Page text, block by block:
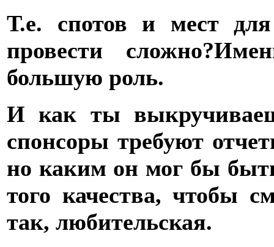
Т.е. спотов и мест
провести сложно?
большую роль.
И как ты
спонсоры требуют
но каким он мог бы
того качества, чтобы
так, любительская.